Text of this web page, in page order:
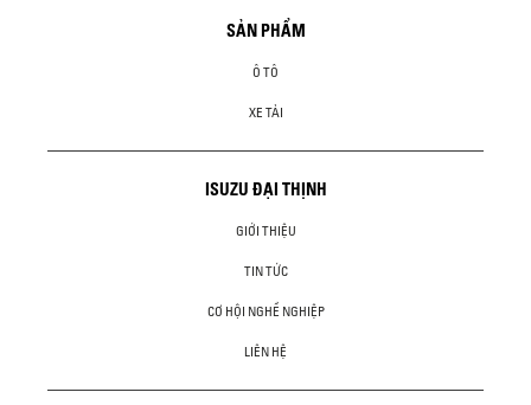
SẢN PHẨM
Ô TÔ
XE TẢI
ISUZU ĐẠI THỊNH
GIỚI THIỆU
TIN TỨC
CƠ HỘI NGHỀ NGHIỆP
LIÊN HỆ